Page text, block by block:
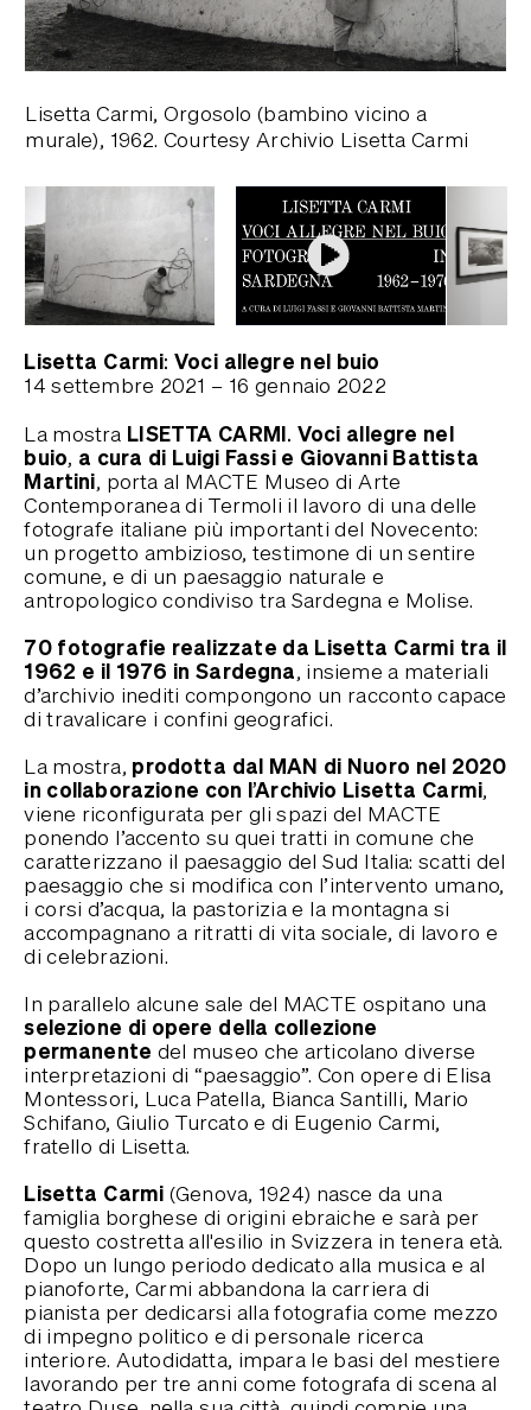
Lisetta Carmi, Orgosolo (bambino vicino a
murale), 1962. Courtesy Archivio Lisetta Carmi
Lisetta Carmi: Voci allegre nel buio
14 settembre 2021 – 16 gennaio 2022
La mostra LISETTA CARMI. Voci allegre nel
buio, a cura di Luigi Fassi e Giovanni Battista
Martini , porta al MACTE Museo di Arte
Contemporanea di Termoli il lavoro di una delle
fotografe italiane più importanti del Novecento:
un progetto ambizioso, testimone di un sentire
comune, e di un paesaggio naturale e
antropologico condiviso tra Sardegna e Molise.
70 fotografie realizzate da Lisetta Carmi tra il
1962 e il 1976 in Sardegna , insieme a materiali
d’archivio inediti compongono un racconto capace
di travalicare i confini geografici.
La mostra, prodotta dal MAN di Nuoro nel 2020
in collaborazione con l’Archivio Lisetta Carmi
viene riconfigurata per gli spazi del MACTE
ponendo l’accento su quei tratti in comune che
caratterizzano il paesaggio del Sud Italia: scatti del
paesaggio che si modifica con l’intervento umano,
i corsi d’acqua, la pastorizia e la montagna si
accompagnano a ritratti di vita sociale, di lavoro e
di celebrazioni.
In parallelo alcune sale del MACTE ospitano una
selezione di opere della collezione
permanente del museo che articolano diverse
interpretazioni di “paesaggio”. Con opere di Elisa
Montessori, Luca Patella, Bianca Santilli, Mario
Schifano, Giulio Turcato e di Eugenio Carmi,
fratello di Lisetta.
Lisetta Carmi (Genova, 1924) nasce da una
famiglia borghese di origini ebraiche e sarà per
questo costretta all'esilio in Svizzera in tenera età.
Dopo un lungo periodo dedicato alla musica e al
pianoforte, Carmi abbandona la carriera di
pianista per dedicarsi alla fotografia come mezzo
di impegno politico e di personale ricerca
interiore. Autodidatta, impara le basi del mestiere
lavorando per tre anni come fotografa di scena al